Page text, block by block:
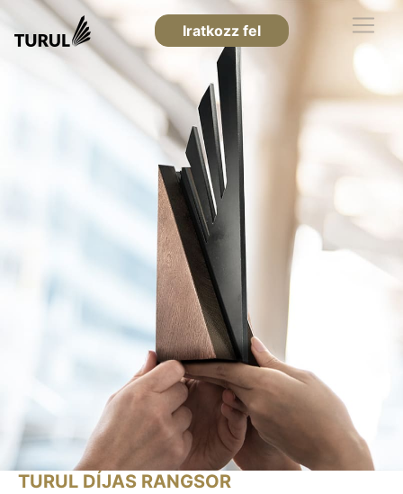
Iratkozz fel
TURUL DÍJAS RANGSOR